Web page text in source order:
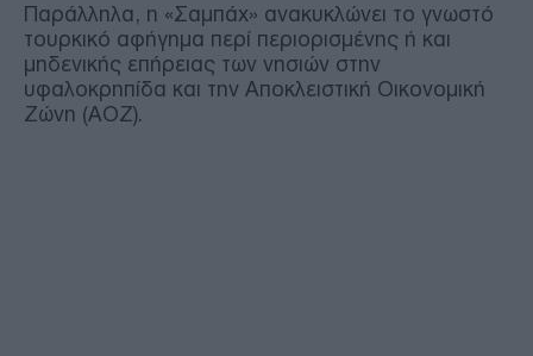
Παράλληλα, η «Σαμπάχ» ανακυκλώνει το γνωστό
τουρκικό αφήγημα περί περιορισμένης ή και
μηδενικής επήρειας των νησιών στην
υφαλοκρηπίδα και την Αποκλειστική Οικονομική
Ζώνη (ΑΟΖ).